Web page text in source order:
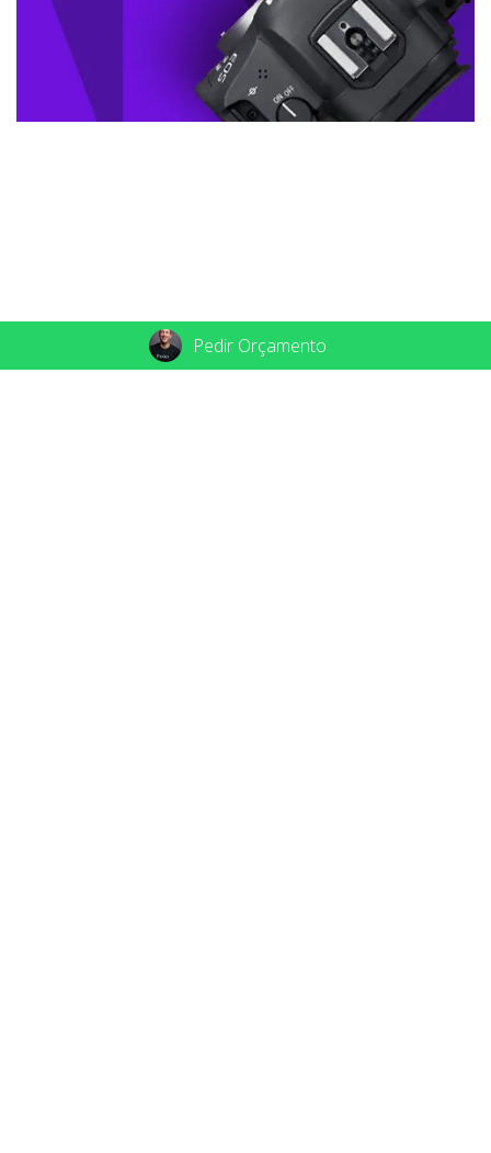
Pedir Orçamento